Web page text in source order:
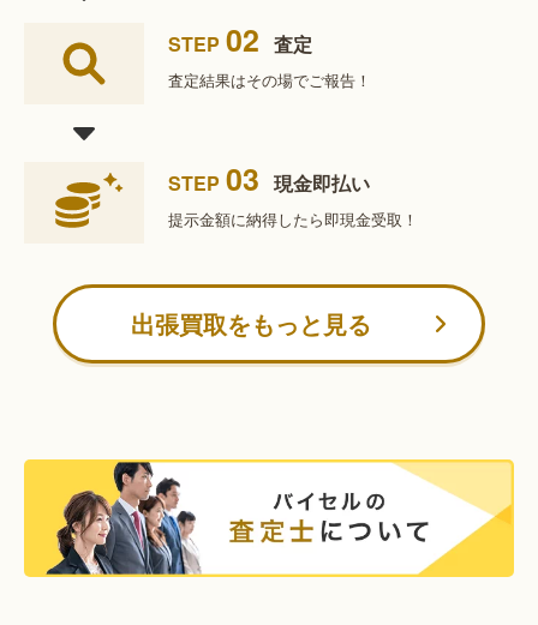
STEP 02 査定
査定結果はその場でご報告！
STEP 03 現金即払い
提示金額に納得したら即現金受取！
出張買取をもっと見る